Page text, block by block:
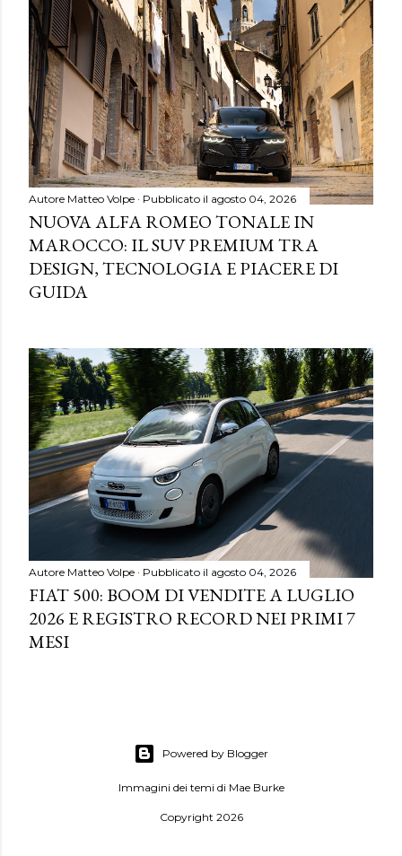
Autore Matteo Volpe Pubblicato il agosto 04, 2026
NUOVA ALFA ROMEO TONALE IN
MAROCCO: IL SUV PREMIUM TRA
DESIGN, TECNOLOGIA E PIACERE DI
GUIDA
Autore Matteo Volpe Pubblicato il agosto 04, 2026
FIAT 500: BOOM DI VENDITE A LUGLIO
2026 E REGISTRO RECORD NEI PRIMI 7
MESI
Powered by Blogger
Immagini dei temi di Mae Burke
Copyright 2026